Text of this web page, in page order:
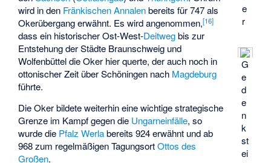
e
r
G
e
d
e
n
k
st
ei
wird in den Fränkischen Annalenbereits für 747 als
Okerübergang erwähnt. Es wird angenommen,[16]
dass ein historischer Ost-West-Deitwegbis zur
Entstehung der Städte Braunschweig und
Wolfenbüttel die Oker hier querte, der auch noch in
ottonischer Zeit über Schöningen nach Magdeburg
führte.
Die Oker bildete weiterhin eine wichtige strategische
Grenze im Kampf gegen die Ungarneinfälle, so
wurde die Pfalz Werlabereits 924 erwähnt und ab
968 zum regelmäßigen TagungsortOttos des
Großen.